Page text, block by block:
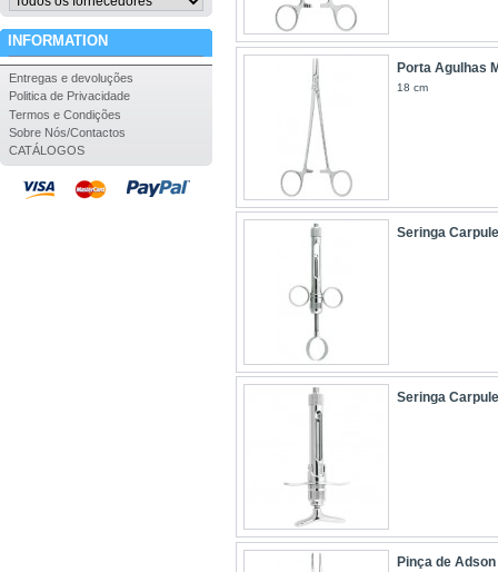
INFORMATION
Entregas e devoluções
Politica de Privacidade
Termos e Condições
Sobre Nós/Contactos
CATÁLOGOS
Porta Agulhas
18 cm
Seringa Carpule
Seringa Carpule
Pinça de Adson